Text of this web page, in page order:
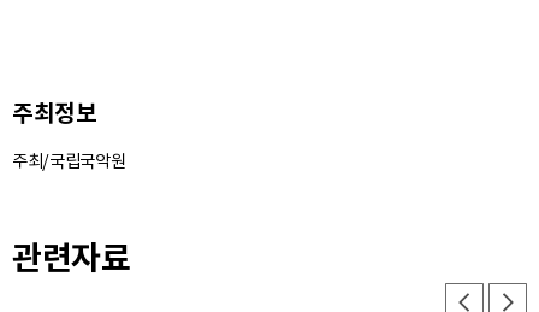
주최정보
주최/국립국악원
관련자료